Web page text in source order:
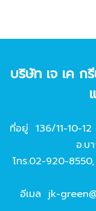
บริษัท เจ เค ก
ที่อยู่ 136/11-10-
อ.บ
โทร.02-920-8550,
อีเมล jk-